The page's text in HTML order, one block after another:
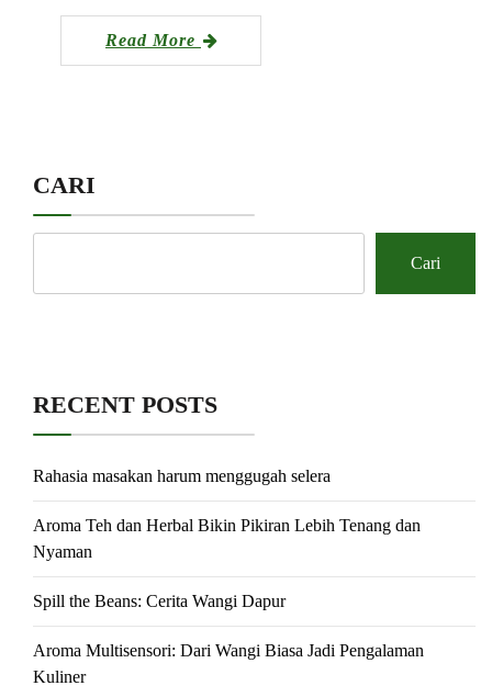
Read More
CARI
Cari
RECENT POSTS
Rahasia masakan harum menggugah selera
Aroma Teh dan Herbal Bikin Pikiran Lebih Tenang dan
Nyaman
Spill the Beans: Cerita Wangi Dapur
Aroma Multisensori: Dari Wangi Biasa Jadi Pengalaman
Kuliner